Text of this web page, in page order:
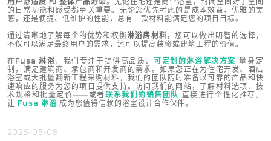
的日常功能和感受都至关重要。无论您优先考虑的是成本效益、优雅的美
感，还是便捷、低维护的性能，总有一款材料能满足您的项目目标。
通过清晰地了解每个的优势和权衡淋浴房材料 ，您可以做出明智的选择，
不仅可以满足最终用户的需求，还可以提高装修或建筑工程的价值。
在Fusa 淋浴 ，我们专注于提供高品质、 可定制的淋浴解决方案 量身定
制，满足建筑商、承包商和开发商的需求。如果您正在为住宅开发、酒店
浴室或大批量翻新工程采购材料，我们的团队随时准备以可靠的产品和快
速响应的服务为您的项目提供支持。访问我们的网站，了解材料选项、技
术规格和批量定价——或者联系我们的销售团队 直接进行个性化推荐。
让 Fusa 淋浴 成为您值得信赖的浴室设计合作伙伴。
2025-05-08